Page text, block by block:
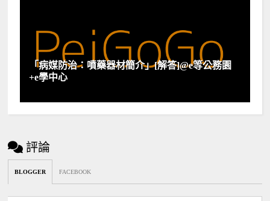
「病媒防治：噴藥器材簡介」[解答]@e等公務園
+e學中心
評論
BLOGGER FACEBOOK